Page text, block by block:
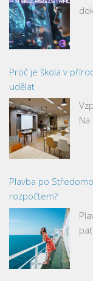
Proč je škola v
udělat
Plavba po
rozpočtem?